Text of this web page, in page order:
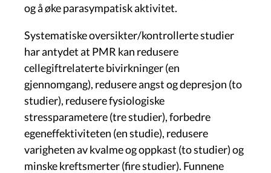
og å øke parasympatisk aktivitet.
Systematiske oversikter/kontrollerte studier
har antydet at PMR kan redusere
cellegiftrelaterte bivirkninger (en
gjennomgang), redusere angst og depresjon (to
studier), redusere fysiologiske
stressparametere (tre studier), forbedre
egeneffektiviteten (en studie), redusere
varigheten av kvalme og oppkast (to studier) og
minske kreftsmerter (fire studier). Funnene